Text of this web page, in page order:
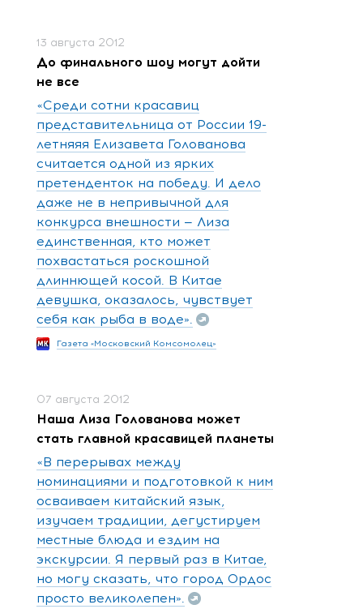
13 августа 2012
До финального шоу могут дойти
не все
«Среди сотни красавиц
представительница от России 19-
летняяя Елизавета Голованова
считается одной из ярких
претенденток на победу. И дело
даже не в непривычной для
конкурса внешности — Лиза
единственная, кто может
похвастаться роскошной
длиннющей косой. В Китае
девушка, оказалось, чувствует
себя как рыба в воде».
Газета «Московский Комсомолец»
07 августа 2012
Наша Лиза Голованова может
стать главной красавицей планеты
«В перерывах между
номинациями и подготовкой к ним
осваиваем китайский язык,
изучаем традиции, дегустируем
местные блюда и ездим на
экскурсии. Я первый раз в Китае,
но могу сказать, что город Ордос
просто великолепен».